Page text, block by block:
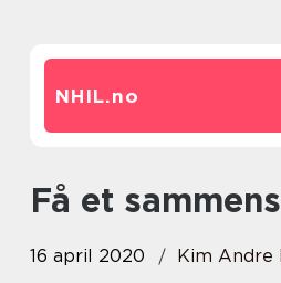
NHIL.no
Få et
16 april 2020
Kim Andre